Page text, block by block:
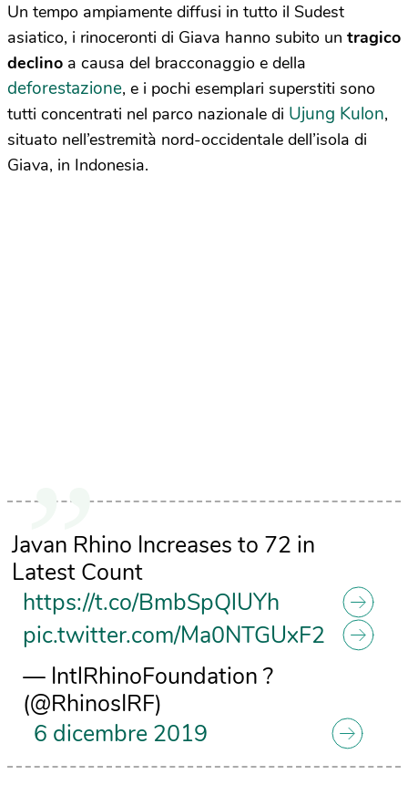
Un tempo ampiamente diffusi in tutto il Sudest
asiatico, i rinoceronti di Giava hanno subito un tragico
declino a causa del bracconaggio e della
deforestazione, e i pochi esemplari superstiti sono
tutti concentrati nel parco nazionale di Ujung Kulon,
situato nell’estremità nord-occidentale dell’isola di
Giava, in Indonesia.
Javan Rhino Increases to 72 in
Latest Count
https://t.co/BmbSpQlUYh
pic.twitter.com/Ma0NTGUxF2
— IntlRhinoFoundation ?
(@RhinosIRF)
6 dicembre 2019